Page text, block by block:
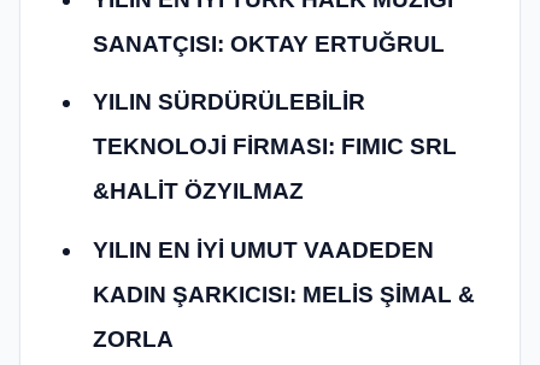
SANATÇISI: OKTAY ERTUĞRUL
YILIN SÜRDÜRÜLEBİLİR
TEKNOLOJİ FİRMASI: FIMIC SRL
&HALİT ÖZYILMAZ
YILIN EN İYİ UMUT VAADEDEN
KADIN ŞARKICISI: MELİS ŞİMAL &
ZORLA